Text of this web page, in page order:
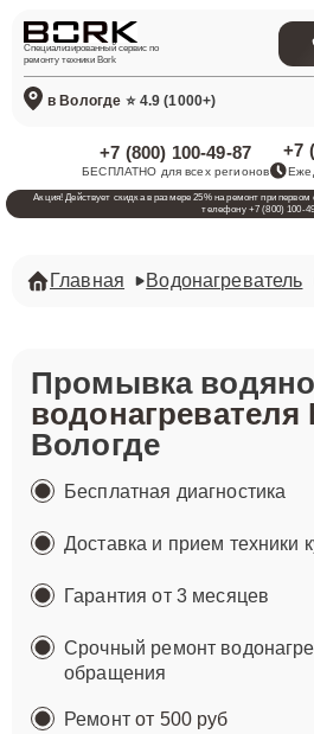
Специализированный сервис по
ремонту техники Bork
в Вологде ⭐ 4.9 (1000+)
+7 (800) 100-49-87
БЕСПЛАТНО для всех регионов
+7
Акция! Действует скидка в размере 25% на ремонт при
телефону +7 (800) 100-
Главная Водонагреватель
Промывка
водонагревателя
Вологде
Бесплатная диагностика
Доставка и прием техники
Гарантия от 3 месяцев
Срочный ремонт
обращения
Ремонтот 500 руб